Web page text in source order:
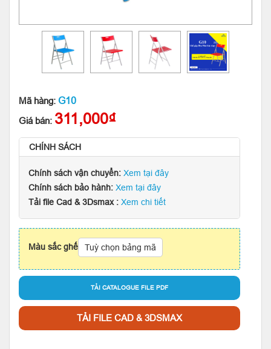
Mã hàng: G10
Giá bán: 311,000₫
CHÍNH SÁCH
Chính sách vận chuyển: Xem tại đây
Chính sách bảo hành: Xem tại đây
Tải file Cad & 3Dsmax : Xem chi tiết
Màu sắc ghế Tuỳ chọn bảng mã
TẢI CATALOGUE FILE PDF
TẢI FILE CAD & 3DSMAX